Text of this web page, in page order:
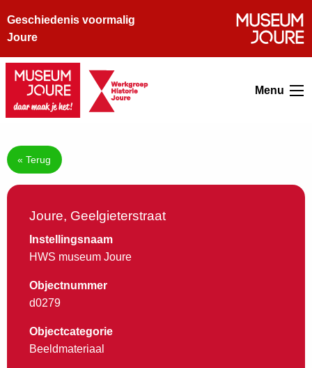
Geschiedenis voormalig
Joure
Menu
« Terug
Joure, Geelgieterstraat
Instellingsnaam
HWS museum Joure
Objectnummer
d0279
Objectcategorie
Beeldmateriaal